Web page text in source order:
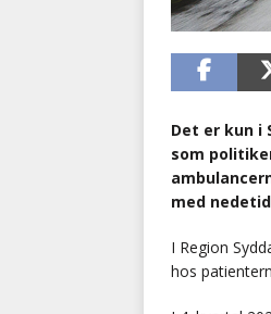
Det er kun i
som
med
I Region
hos